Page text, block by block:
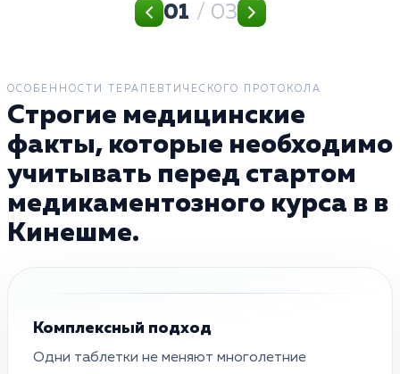
01 / 03
ОСОБЕННОСТИ ТЕРАПЕВТИЧЕСКОГО ПРОТОКОЛА
Строгие медицинские
факты, которые необходимо
учитывать перед стартом
медикаментозного курса в в
Кинешме.
Комплексный подход
Одни таблетки не меняют многолетние